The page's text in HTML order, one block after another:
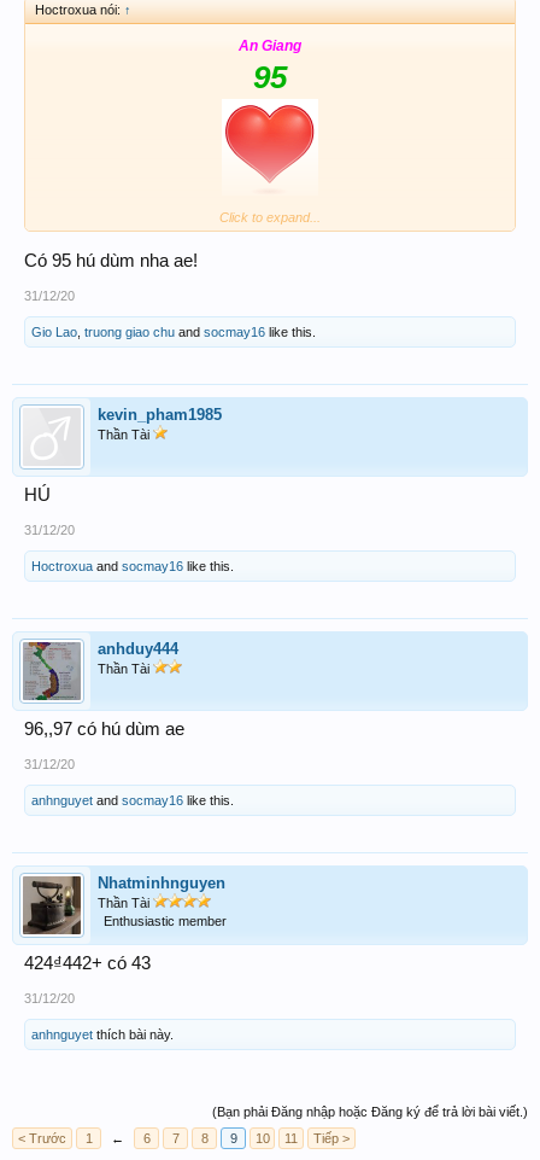
Hoctroxua nói: ↑
An Giang
95
419
Click to expand...
Có 95 hú dùm nha ae!
31/12/20
Gio Lao truong giao chu and socmay16 like this.
kevin_pham1985
Thần Tài
HÚ
31/12/20
Hoctroxua and socmay16 like this.
anhduy444
Thần Tài
96,,97 có hú dùm ae
31/12/20
anhnguyet and socmay16 like this.
Nhatminhnguyen
Thần Tài
Enthusiastic member
424₫442+ có 43
31/12/20
anhnguyet thích bài này.
(Bạn phải Đăng nhập hoặc Đăng ký để trả lời bài viết.)
< Trước
1 ← 6 7 8 9 10 11 Tiếp >